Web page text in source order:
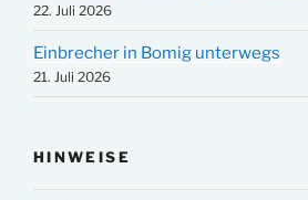
22. Juli 2026
Einbrecher in Bomig unterwegs
21. Juli 2026
HINWEISE